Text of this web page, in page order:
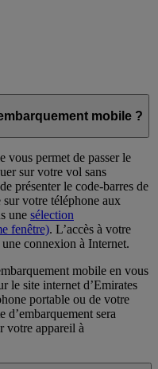
mobile ?
vous permet de passer le
sur votre vol sans
présenter le code-barres de
votre téléphone aux
une sélection
fenêtre). L’accès à votre
une connexion à Internet.
mobile en vous
le site internet d’Emirates
portable ou de votre
d’embarquement sera
votre appareil à